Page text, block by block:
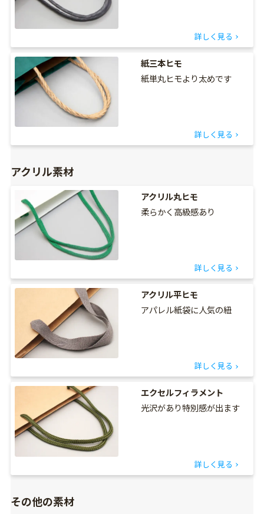
詳しく見る
紙三本ヒモ
紙単丸ヒモより太めです
詳しく見る
アクリル素材
アクリル丸ヒモ
柔らかく高級感あり
詳しく見る
アクリル平ヒモ
アパレル紙袋に人気の紐
詳しく見る
エクセルフィラメント
光沢があり特別感が出ます
詳しく見る
その他の素材